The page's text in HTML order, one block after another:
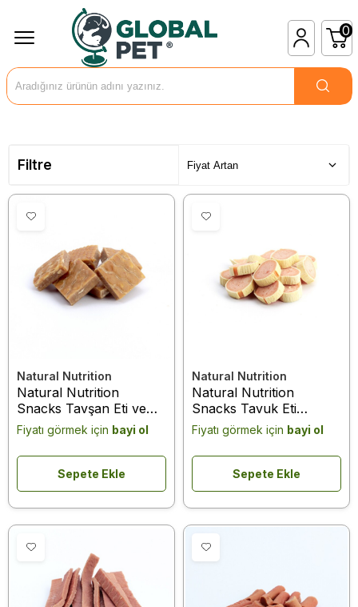
0
Filtre
Natural Nutrition
Natural Nutrition
Snacks Tavşan Eti ve
Elmalı Köpek Ödülü 75
Gr
Fiyatı görmek için bayi ol
Sepete Ekle
Natural Nutrition
Natural Nutrition
Snacks Tavuk Eti
Kalsiyum Kemik Köpek
Ödülü 75 Gr
Fiyatı görmek için bayi ol
Sepete Ekle